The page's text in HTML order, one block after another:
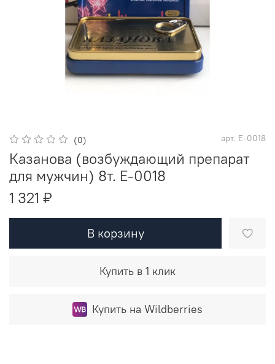
(0) арт. E-0018
Казанова (возбуждающий препарат
для мужчин) 8т. E-0018
1 321 ₽
В корзину
Купить в 1 клик
Купить на Wildberries